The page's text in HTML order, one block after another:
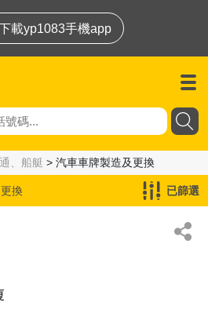
載yp1083手機app
、船艇 > 汽車車牌製造及更換
換 已篩選